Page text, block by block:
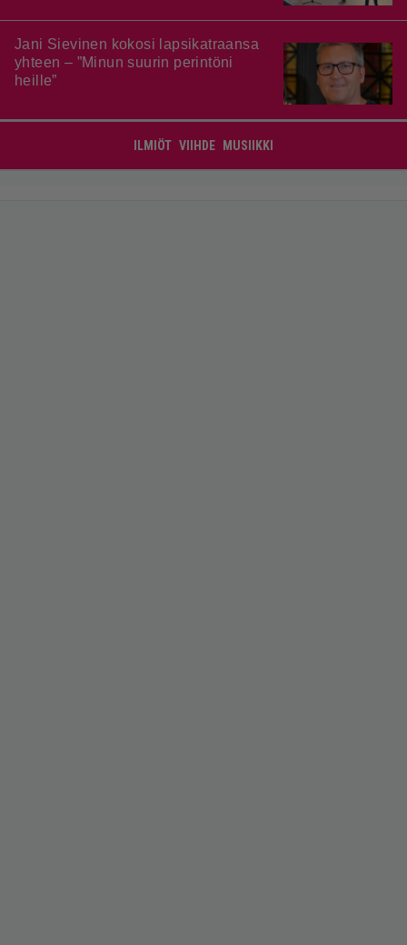
Jani Sievinen kokosi lapsikatraansa
yhteen – ”Minun suurin perintöni
heille”
ILMIÖT VIIHDE MUSIIKKI